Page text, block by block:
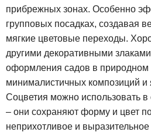
прибрежных зонах. Особенно
групповых посадках, создавая
мягкие цветовые переходы.
другими декоративными
оформления садов в природном
минималистичных композиций и
Соцветия можно использовать в
– они сохраняют форму и цвет
неприхотливое и